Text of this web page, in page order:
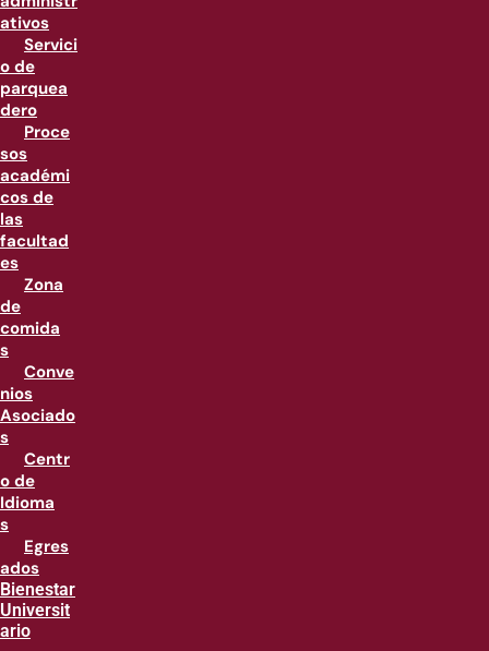
ativos
Servici
o de
parquea
dero
Proce
sos
académi
cos de
las
facultad
es
Zona
de
comida
s
Conve
nios
Asociado
s
Centr
o de
Idioma
s
Egres
ados
Bienestar
Universit
ario